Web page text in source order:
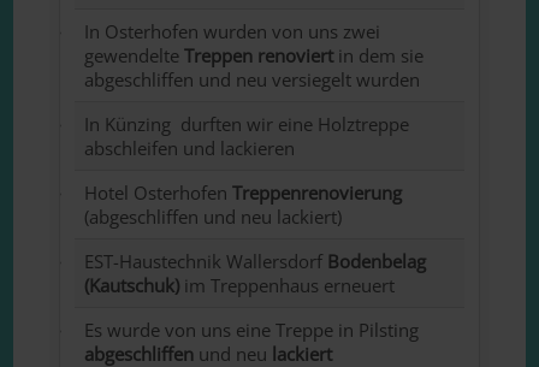
In Osterhofen wurden von uns zwei
gewendelteTreppen renoviertin dem sie
abgeschliffen und neu versiegelt wurden
In Künzing durften wir eine Holztreppe
abschleifen und lackieren
Hotel OsterhofenTreppenrenovierung
(abgeschliffen und neu lackiert)
EST-Haustechnik Wallersdorf Bodenbelag
(Kautschuk) im Treppenhaus erneuert
Es wurde von uns eine Treppe in Pilsting
abgeschliffen und neu lackiert